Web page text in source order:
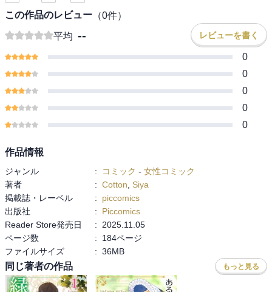
この作品のレビュー （0件）
平均 -- レビューを書く
0
0
0
0
0
作品情報
ジャンル : コミック - 女性コミック
著者
: Cotton
Siya
掲載誌・レーベル
:
piccomics
出版社
:
Piccomics
Reader Store発売日
:
2025.11.05
ページ数
:
184ページ
ファイルサイズ
: 36MB
同じ著者の作品 もっと見る